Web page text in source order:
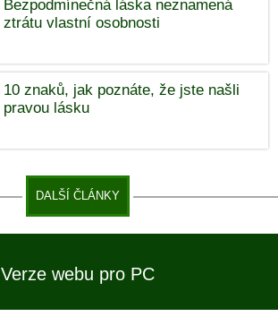
Bezpodmínečná láska neznamená
ztrátu vlastní osobnosti
10 znaků, jak poznáte, že jste našli
pravou lásku
DALŠÍ ČLÁNKY
Verze webu pro PC